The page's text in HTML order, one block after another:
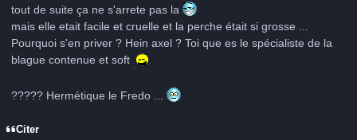
tout de suite ça ne s'arrete pas la
mais elle etait facile et cruelle et la perche était si grosse ...
Pourquoi s'en priver ? Hein axel ? Toi que es le spécialiste de la
blague contenue et soft
????? Hermétique le Fredo ...
Citer